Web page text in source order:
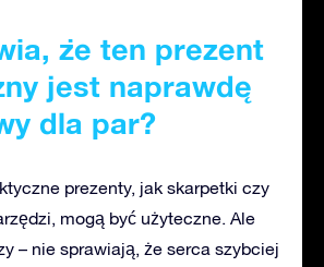
że ten prezent
jest naprawdę
dla par?
prezenty, jak skarpetki czy
mogą być użyteczne. Ale
– nie sprawiają, że serca szybciej